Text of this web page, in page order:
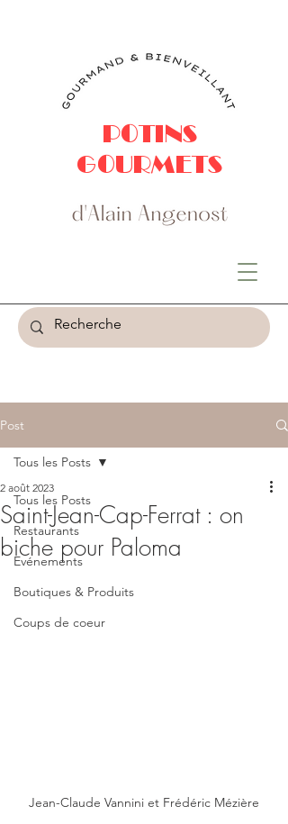
POTINS
GOURMETS
Post
Tous les Posts
Restaurants
Evénements
Boutiques & Produits
Coups de coeur
Tous les Posts
Saint-Jean-Cap-Ferrat : on
biche pour Paloma
2 août 2023
Jean-Claude Vannini et Frédéric Mézière